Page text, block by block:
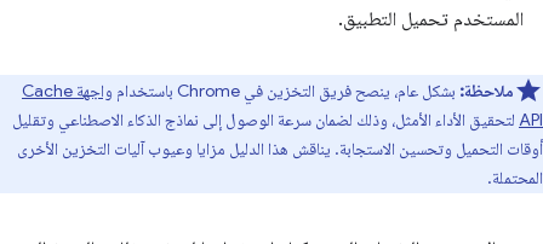
المستخدم تحميل التطبيق.
ملاحظة: بشكل عام، ينصح فريق التخزين في Chrome باستخدام
واجهة Cache
API لتحقيق الأداء الأمثل، وذلك لضمان سرعة الوصول إلى نماذج الذكاء الاصطناعي وتقليل
أوقات التحميل وتحسين الاستجابة. يناقش هذا الدليل مزايا وعيوب آليات التخزين الأخرى
المحتملة.